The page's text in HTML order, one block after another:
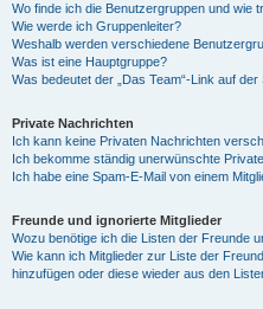
Wo finde ich die Benutzergruppen und wie
Wie werde ich Gruppenleiter?
Weshalb werden verschiedene
Was ist eine Hauptgruppe?
Was bedeutet der „Das Team“-Link auf der
Private Nachrichten
Ich kann keine Privaten Nachrichten
Ich bekomme ständig unerwünschte
Ich habe eine Spam-E-Mail von einem
Freunde und ignorierte Mitglieder
Wozu benötige ich die Listen der Freunde
Wie kann ich Mitglieder zur Liste der
hinzufügen oder diese wieder aus den